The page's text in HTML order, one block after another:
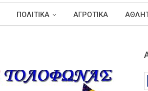
ΠΟΛΙΤΙΚΑ ΑΓΡΟΤΙΚΑ